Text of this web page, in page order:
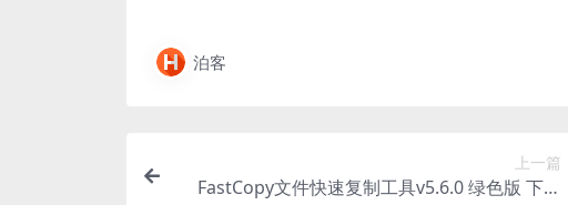
泊客
上一篇
FastCopy文件快速复制工具v5.6.0 绿色版 下载